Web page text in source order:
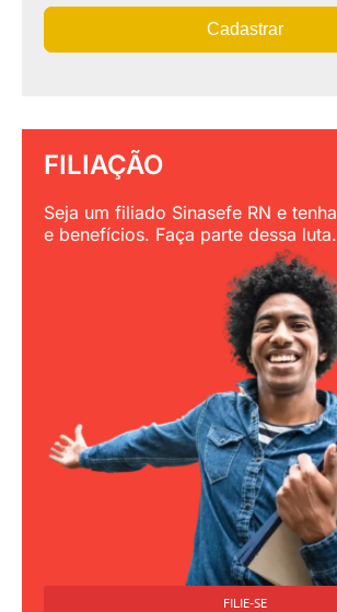
Cadastrar
FILIAÇÃO
Seja um filiado Sinasefe RN e
e benefícios. Faça parte dessa luta.
FILIE-SE